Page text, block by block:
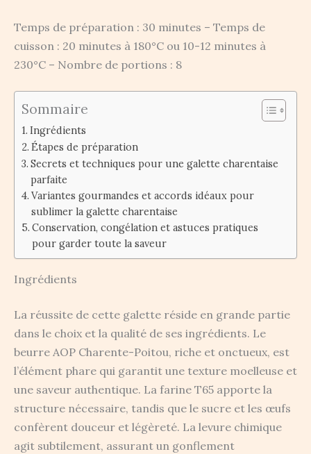
Temps de préparation : 30 minutes – Temps de
cuisson : 20 minutes à 180°C ou 10-12 minutes à
230°C – Nombre de portions : 8
Sommaire
Ingrédients
Étapes de préparation
Secrets et techniques pour une galette charentaise
parfaite
Variantes gourmandes et accords idéaux pour
sublimer la galette charentaise
Conservation, congélation et astuces pratiques
pour garder toute la saveur
Ingrédients
La réussite de cette galette réside en grande partie
dans le choix et la qualité de ses ingrédients. Le
beurre AOP Charente-Poitou, riche et onctueux, est
l’élément phare qui garantit une texture moelleuse et
une saveur authentique. La farine T65 apporte la
structure nécessaire, tandis que le sucre et les œufs
confèrent douceur et légèreté. La levure chimique
agit subtilement, assurant un gonflement